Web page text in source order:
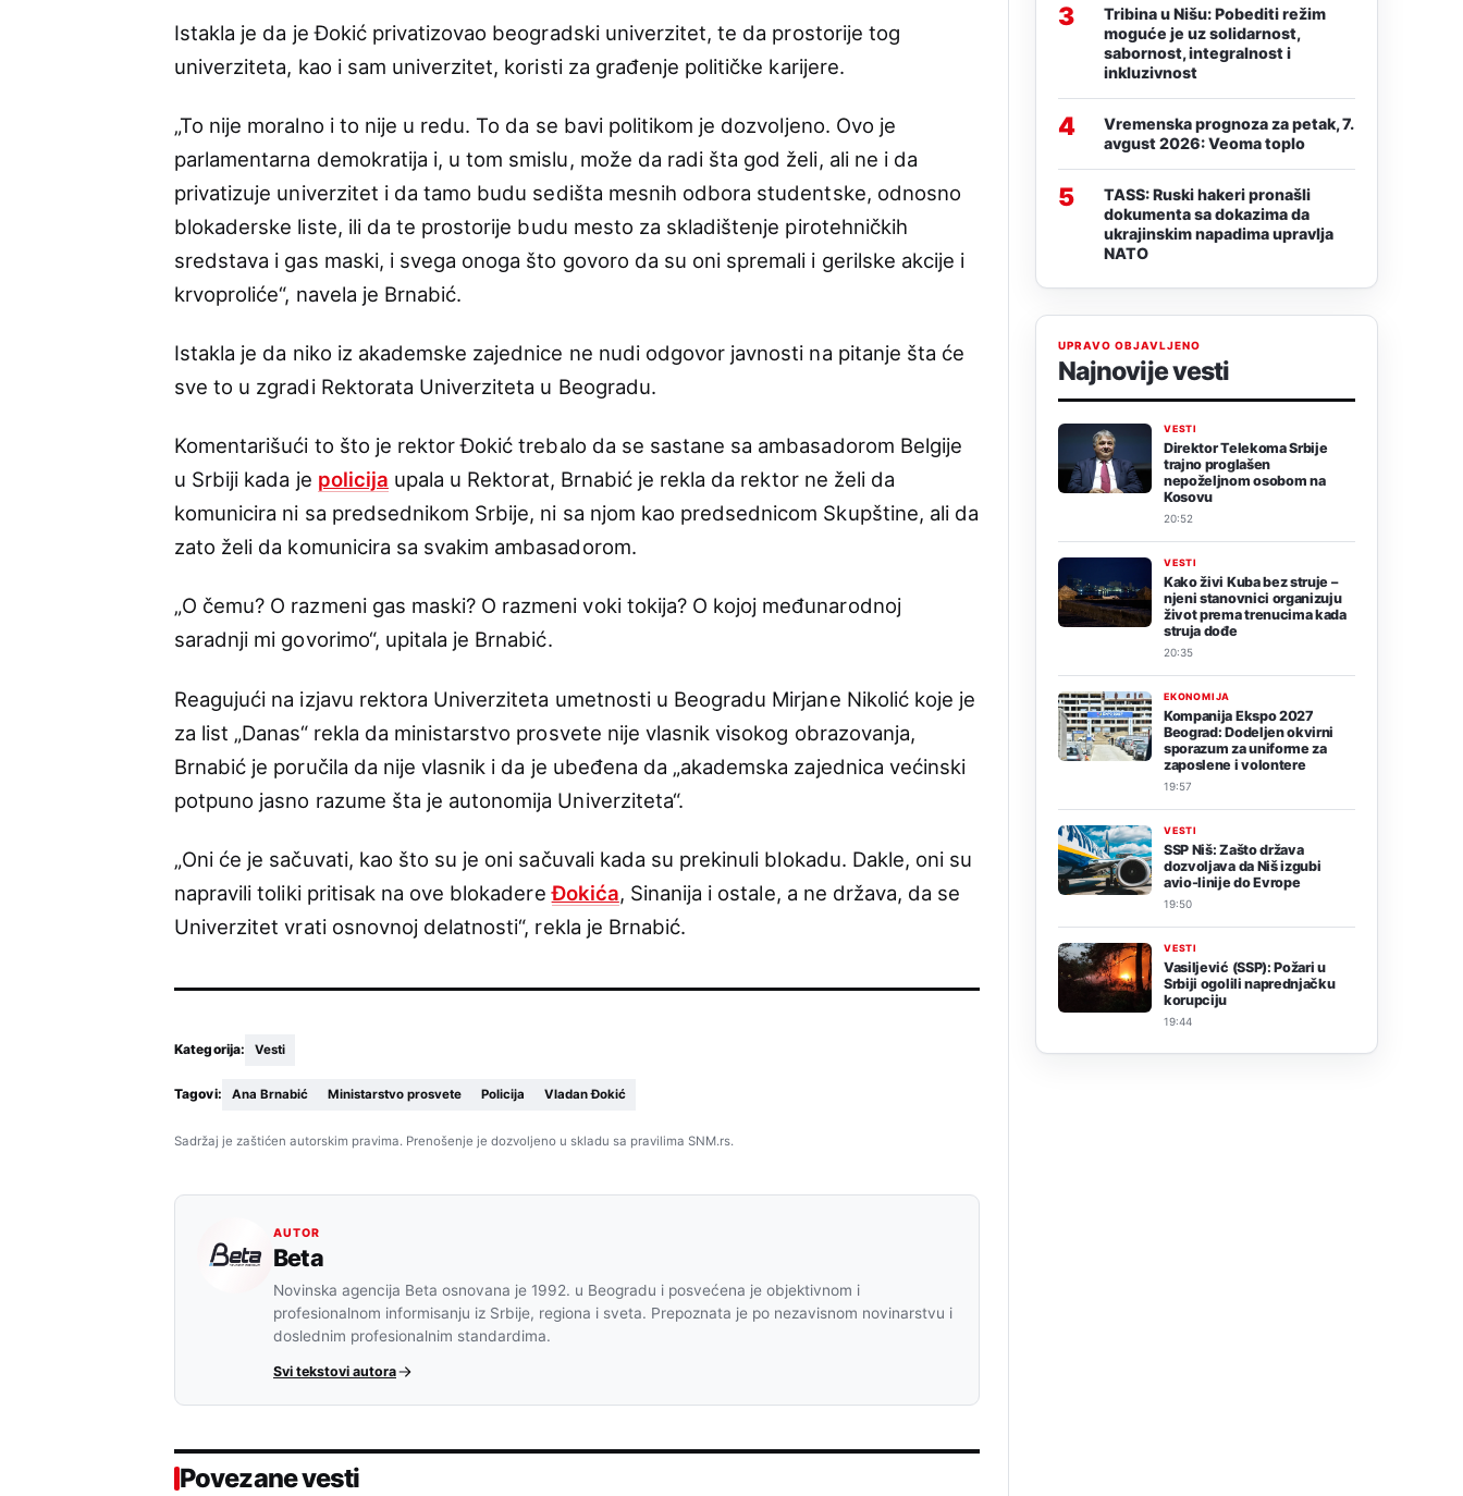
Istakla je da je Đokić privatizovao beogradski univerzitet, te da prostorije tog
univerziteta, kao i sam univerzitet, koristi za građenje političke karijere.
„To nije moralno i to nije u redu. To da se bavi politikom je dozvoljeno. Ovo je
parlamentarna demokratija i, u tom smislu, može da radi šta god želi, ali ne i da
privatizuje univerzitet i da tamo budu sedišta mesnih odbora studentske, odnosno
blokaderske liste, ili da te prostorije budu mesto za skladištenje pirotehničkih
sredstava i gas maski, i svega onoga što govoro da su oni spremali i gerilske akcije i
krvoproliće“, navela je Brnabić.
Istakla je da niko iz akademske zajednice ne nudi odgovor javnosti na pitanje šta će
sve to u zgradi Rektorata Univerziteta u Beogradu.
Komentarišući to što je rektor Đokić trebalo da se sastane sa ambasadorom Belgije
u Srbiji kada je policija upala u Rektorat, Brnabić je rekla da rektor ne želi da
komunicira ni sa predsednikom Srbije, ni sa njom kao predsednicom Skupštine, ali da
zato želi da komunicira sa svakim ambasadorom.
„O čemu? O razmeni gas maski? O razmeni voki tokija? O kojoj međunarodnoj
saradnji mi govorimo“, upitala je Brnabić.
Reagujući na izjavu rektora Univerziteta umetnosti u Beogradu Mirjane Nikolić koje je
za list „Danas“ rekla da ministarstvo prosvete nije vlasnik visokog obrazovanja,
Brnabić je poručila da nije vlasnik i da je ubeđena da „akademska zajednica većinski
potpuno jasno razume šta je autonomija Univerziteta“.
„Oni će je sačuvati, kao što su je oni sačuvali kada su prekinuli blokadu. Dakle, oni su
napravili toliki pritisak na ove blokadereĐokića, Sinanija i ostale, a ne država, da se
Univerzitet vrati osnovnoj delatnosti“, rekla je Brnabić.
Kategorija: Vesti
Tagovi: Ana Brnabić Ministarstvo prosvete Policija Vladan Đokić
Sadržaj je zaštićen autorskim pravima. Prenošenje je dozvoljeno u skladu sa pravilima SNM.rs.
AUTOR
Beta
Novinska agencija Beta osnovana je 1992. u Beogradu i posvećena je objektivnom i
profesionalnom informisanju iz Srbije, regiona i sveta. Prepoznata je po nezavisnom novinarstvu i
doslednim profesionalnim standardima.
Svi tekstovi autora
Povezane vesti
3
Tribina u Nišu: Pobediti režim
moguće je uz solidarnost,
sabornost, integralnost i
inkluzivnost
4
Vremenska prognoza za petak, 7.
avgust 2026: Veoma toplo
5
TASS: Ruski hakeri pronašli
dokumenta sa dokazima da
ukrajinskim napadima upravlja
NATO
UPRAVO OBJAVLJENO
Najnovije vesti
VESTI
Direktor Telekoma Srbije
trajno proglašen
nepoželjnom osobom na
Kosovu
20:52
VESTI
Kako živi Kuba bez struje –
njeni stanovnici organizuju
život prema trenucima kada
struja dođe
20:35
EKONOMIJA
Kompanija Ekspo 2027
Beograd: Dodeljen okvirni
sporazum za uniforme za
zaposlene i volontere
19:57
VESTI
SSP Niš: Zašto država
dozvoljava da Niš izgubi
avio-linije do Evrope
19:50
VESTI
Vasiljević (SSP): Požari u
Srbiji ogolili naprednjačku
korupciju
19:44